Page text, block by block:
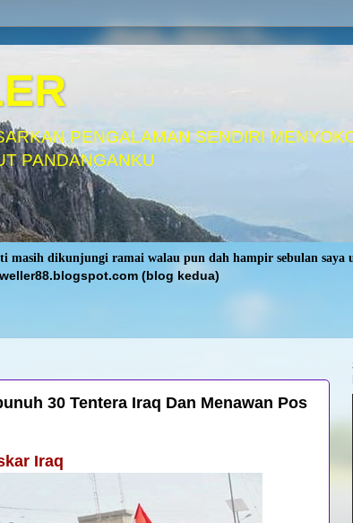
PENGALAMAN SENDIRI
PANDANGANKU
masih dikunjungi ramai walau pun dah hampir sebulan
(blog kedua)
30 Tentera Iraq Dan Menawan Pos
Iraq